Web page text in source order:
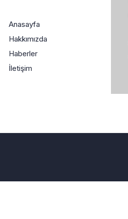
Anasayfa
Hakkımızda
Haberler
İletişim